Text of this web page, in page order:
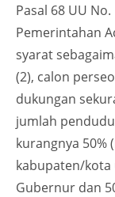
Pasal 68 UU
Pemerintahan
syarat
(2), calon
dukungan
jumlah
kurangnya 50%
kabupaten/
Gubernur dan